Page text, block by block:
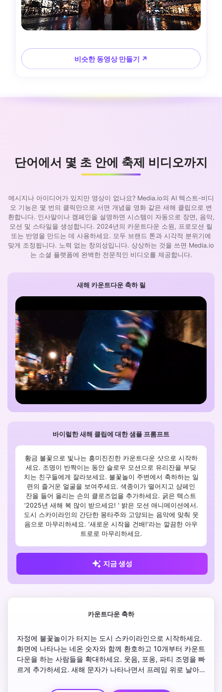
비슷한 동영상 만들기 ↗
단어에서 몇 초 안에 축제 비디오까지
메시지나 아이디어가 있지만 영상이 없나요? Media.io의 AI 텍스트-비디
오 기능은 몇 번의 클릭만으로 서면 개념을 영화 같은 새해 클립으로 변
환합니다. 인사말이나 캠페인을 설명하면 시스템이 자동으로 장면, 음악,
모션 및 스타일을 생성합니다. 2024년의 카운트다운 소원, 프로모션 릴
또는 반영을 만드는 데 사용하세요. 모두 브랜드 톤과 시각적 분위기에
맞게 조정됩니다. 노력 없는 창의성입니다. 상상하는 것을 쓰면 Media.io
는 소셜 플랫폼에 완벽한 전문적인 비디오를 제공합니다.
바이럴한 새해 클립에 대한 샘플 프롬프트
황금 불꽃으로 빛나는 흥미진진한 카운트다운 샷으로 시작하
세요. 조명이 반짝이는 동안 슬로우 모션으로 유리잔을 부딪
치는 친구들에게 잘라보세요. 불꽃놀이 주변에서 축하하는 일
련의 즐거운 얼굴을 보여주세요. 색종이가 떨어지고 샴페인
잔을 들어 올리는 손의 클로즈업을 추가하세요. 굵은 텍스트
'2025년 새해 복 많이 받으세요! ' 밝은 모션 애니메이션에서.
도시 스카이라인의 간단한 몽타주와 고양되는 음악에 맞춰 웃
음으로 마무리하세요. '새로운 시작을 건배!'라는 깔끔한 아우
트로로 마무리하세요.
지금 생성
새해 카운트다운 축하 릴
카운트다운 축하
자정에 불꽃놀이가 터지는 도시 스카이라인으로 시작하세요.
화면에 나타나는 네온 숫자와 함께 환호하고 10개부터 카운트
다운을 하는 사람들을 확대하세요. 웃음, 포옹, 파티 조명을 빠
르게 추가하세요. 새해 문자가 나타나면서 프레임 위로 날아
하라!'라는 과감한 태그라인으로 마무리합니다. ' 축제 음악 위